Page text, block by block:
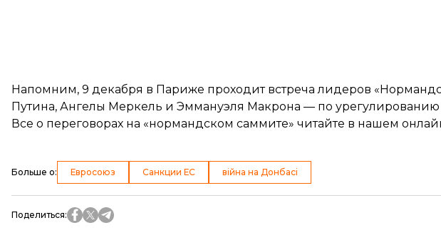
Напомним, 9 декабря в Париже проходит встреча лидеров
Путина, Ангелы Меркель и Эммануэля Макрона — по урегулированию
Все о переговорах на «нормандском саммите» читайте в нашем
Больше о: Евросоюз Санкции ЕС війна на Донбасі
Поделиться: